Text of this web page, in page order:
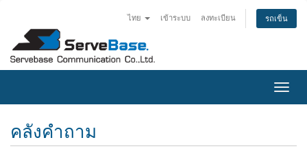
ไทย เข้าระบบ ลงทะเบียน รถเข็น
คลังคำถาม